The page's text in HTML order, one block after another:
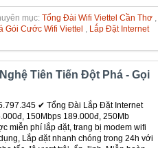
mục: Tổng Đài Wifi Viettel Cần Thơ ,
Gói Cước Wifi Viettel , Lắp Đặt Internet
Tiên Tiến Đột Phá - Gọi
✔‎ Tổng Đài Lắp Đặt Internet
150Mbps 189.000đ, 250Mb
miễn phí lắp đặt, trang bị modem wifi
Lắp đặt nhanh chóng trong 24h với